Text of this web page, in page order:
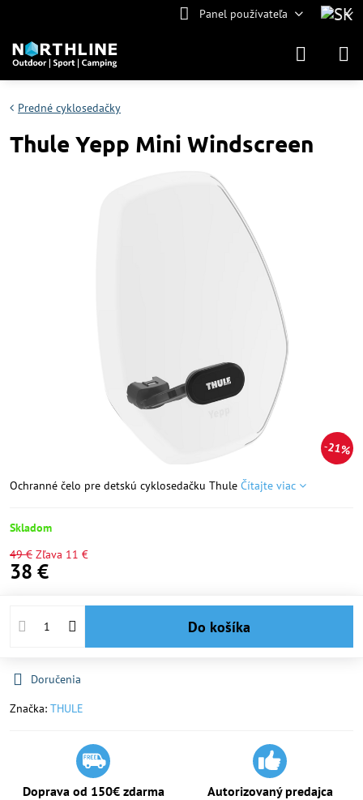
Panel používateľa
21%
Predné cyklosedačky
Thule Yepp Mini Windscreen
Ochranné čelo pre detskú cyklosedačku Thule Čítajte viac
Skladom
49 € Zľava 11 €
38 €
Do košíka
Doručenia
Značka: THULE
Doprava od 150€ zdarma Autorizovaný predajca